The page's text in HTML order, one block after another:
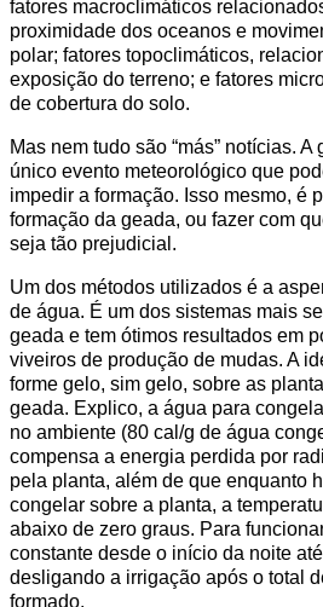
fatores macroclimáticos
proximidade dos oceanos e
polar; fatores topoclimáticos,
exposição do terreno; e fatores
de cobertura do solo.
Mas nem tudo são “más” notícias.
único evento meteorológico que
impedir a formação. Isso mesmo, é
formação da geada, ou fazer com
seja tão prejudicial.
Um dos métodos utilizados é a
de água. É um dos sistemas mais
geada e tem ótimos resultados em
viveiros de produção de mudas. A
forme gelo, sim gelo, sobre as
geada. Explico, a água para
no ambiente (80 cal/g de água
compensa a energia perdida por
pela planta, além de que enquanto
congelar sobre a planta, a
abaixo de zero graus. Para
constante desde o início da noite
desligando a irrigação após o total
formado.